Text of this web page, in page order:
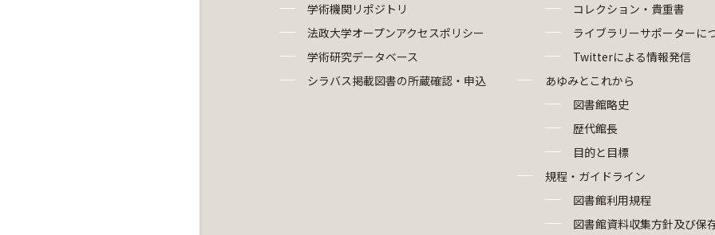
学術機関リポジトリ
法政大学オープンアクセスポリシー
学術研究データベース
シラバス掲載図書の所蔵確認・申込
コレクション・貴重書
ライブラリーサポーターに
Twitterによる情報発信
あゆみとこれから
図書館略史
歴代館長
目的と目標
規程・ガイドライン
図書館利用規程
図書館資料収集方針及び保